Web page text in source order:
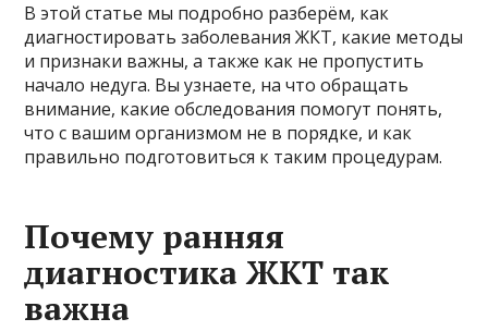
В этой статье мы подробно разберём, как
диагностировать заболевания ЖКТ, какие методы
и признаки важны, а также как не пропустить
начало недуга. Вы узнаете, на что обращать
внимание, какие обследования помогут понять,
что с вашим организмом не в порядке, и как
правильно подготовиться к таким процедурам.
Почему ранняя
диагностика ЖКТ так
важна